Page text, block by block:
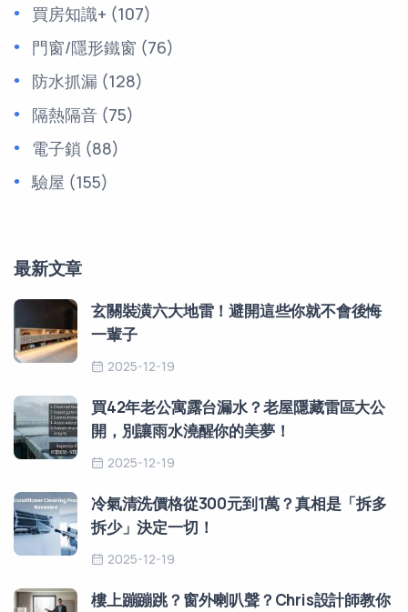
買房知識+ (107)
門窗/隱形鐵窗 (76)
防水抓漏 (128)
隔熱隔音 (75)
電子鎖 (88)
驗屋 (155)
最新文章
玄關裝潢六大地雷！避開這些你就不會後悔
一輩子
2025-12-19
買42年老公寓露台漏水？老屋隱藏雷區大公
開，別讓雨水澆醒你的美夢！
2025-12-19
冷氣清洗價格從300元到1萬？真相是「拆多
拆少」決定一切！
2025-12-19
樓上蹦蹦跳？窗外喇叭聲？Chris設計師教你